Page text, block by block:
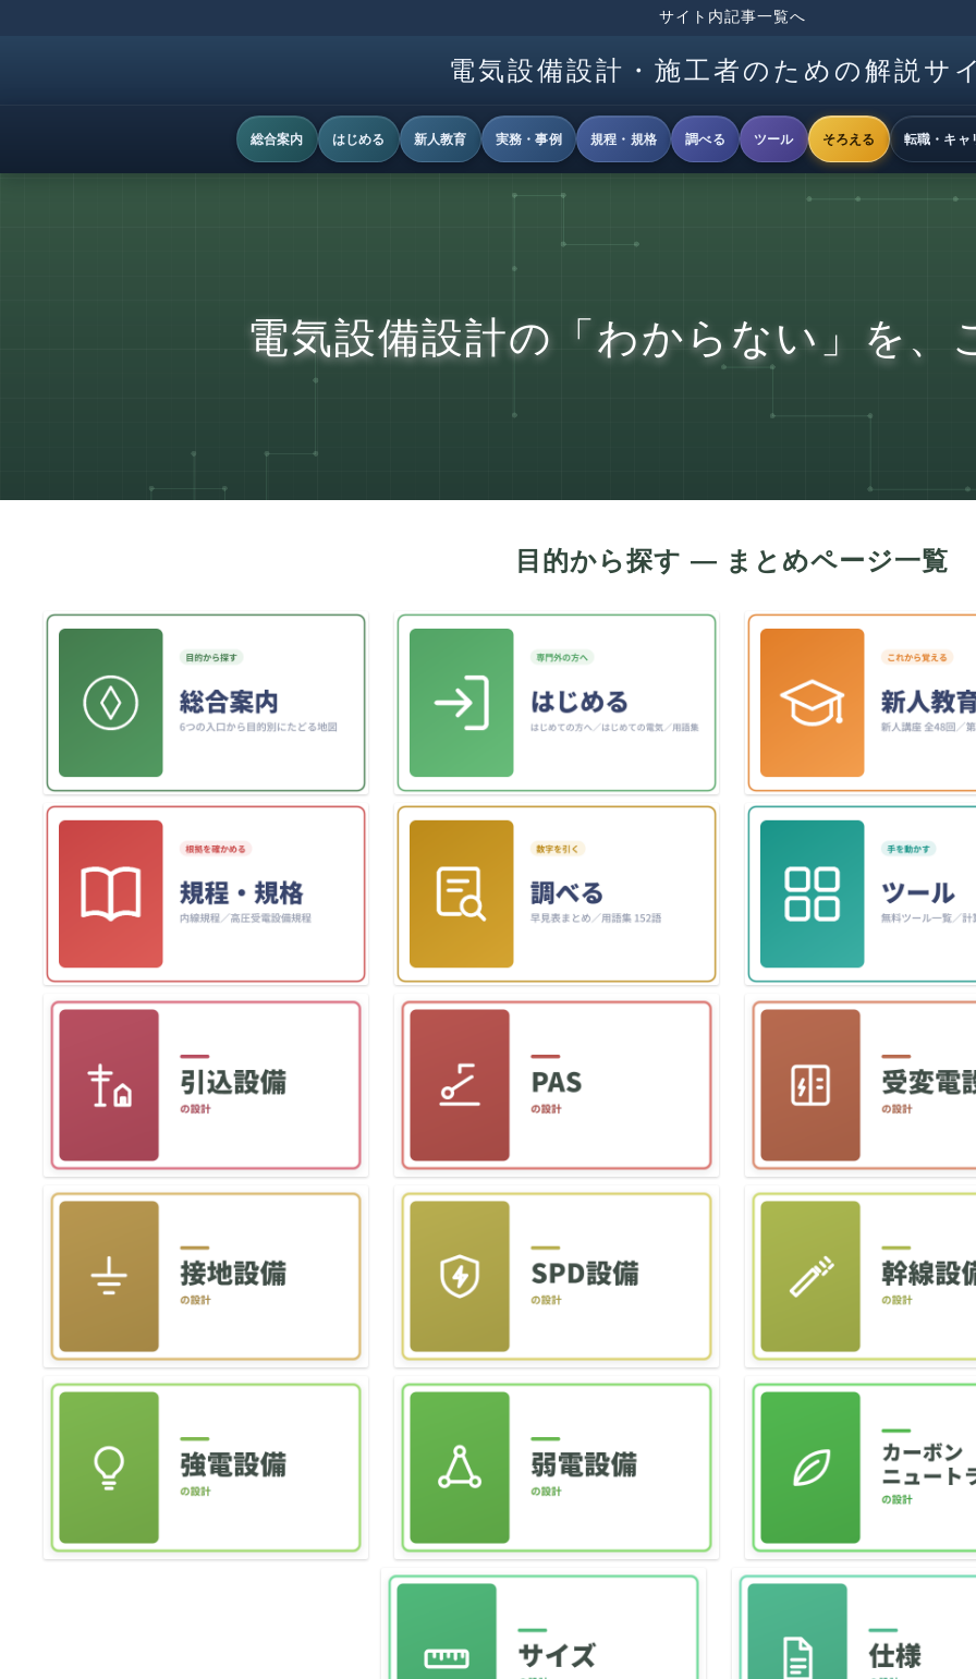
サイト内記事一覧へ
電気設備設計・施工者のための解説サ
総合案内 はじめる 新人教育 実務・事例 規程・規格 調べる ツール そろえる 転職・キャ
電気設備設計の「わからない」を、